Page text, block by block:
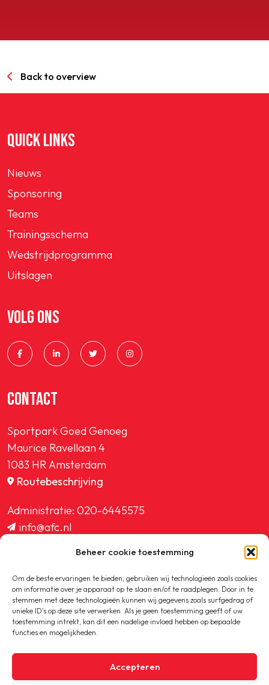
Beheer cookie toestemming
Om de beste ervaringen te bieden, gebruiken wij technologieën zoals cookies
om informatie over je apparaat op te slaan en/of te raadplegen. Door in te
stemmen met deze technologieën kunnen wij gegevens zoals surfgedrag of
unieke ID's op deze site verwerken. Als je geen toestemming geeft of uw
toestemming intrekt, kan dit een nadelige invloed hebben op bepaalde
functies en mogelijkheden.
Accepteren
Back to overview
QUICK LINKS
Nieuws
Sponsoring
Teams
Trainingsschema
Wedstrijdprogramma
Uitslagen
VOLG ONS
CONTACT
Sportpark Goed Genoeg
Maurice Ravellaan 4
1083 HR Amsterdam
Routebeschrijving
Administratie: 020-6445575
info@afc.nl
ledenadministratie@afc.nl
Copyright © 2020-2026 AFC